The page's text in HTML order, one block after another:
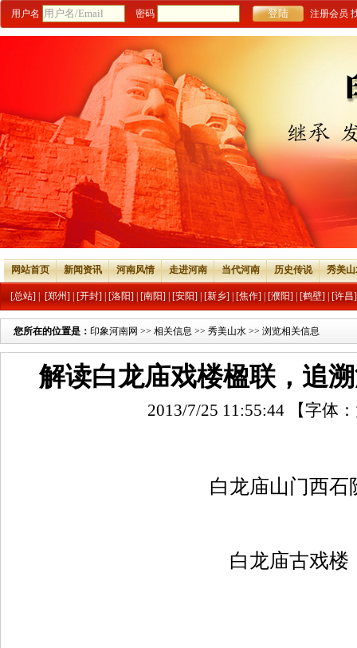
用户名 密码 注册会员
网站首页 新闻资讯 河南风情 走进河南 当代河南 历史传说 秀美
[总站] [郑州] [开封] [洛阳] [南阳] [安阳] [新乡] [焦作] [濮阳] [鹤壁] [许昌]
您所在的位置是： 印象河南网 >> 相关信息 >> 秀美山水 >> 浏览相关信息
解读白龙庙戏楼楹联，追
2013/7/25 11:55:44 【字体：
白龙庙山门西石
白龙庙古戏楼